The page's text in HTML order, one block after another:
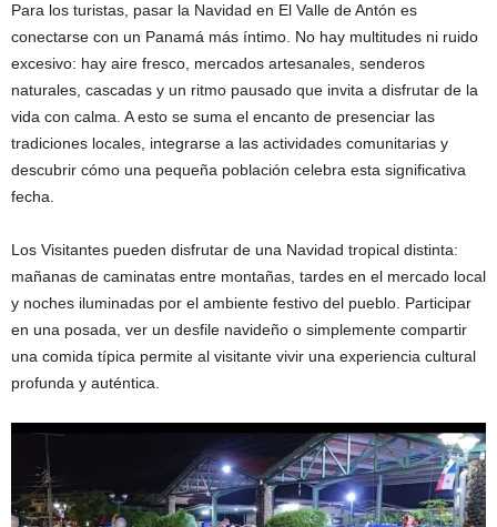
Para los turistas, pasar la Navidad en El Valle de Antón es
conectarse con un Panamá más íntimo. No hay multitudes ni ruido
excesivo: hay aire fresco, mercados artesanales, senderos
naturales, cascadas y un ritmo pausado que invita a disfrutar de la
vida con calma. A esto se suma el encanto de presenciar las
tradiciones locales, integrarse a las actividades comunitarias y
descubrir cómo una pequeña población celebra esta significativa
fecha.
Los Visitantes pueden disfrutar de una Navidad tropical distinta:
mañanas de caminatas entre montañas, tardes en el mercado local
y noches iluminadas por el ambiente festivo del pueblo. Participar
en una posada, ver un desfile navideño o simplemente compartir
una comida típica permite al visitante vivir una experiencia cultural
profunda y auténtica.